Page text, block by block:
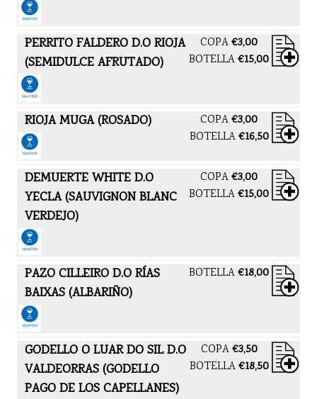
PERRITO FALDERO D.O RIOJA
(SEMIDULCE AFRUTADO)
COPA€3,00
BOTELLA€15,00
RIOJA MUGA (ROSADO) COPA€3,00
BOTELLA€16,50
DEMUERTE WHITE D.O
YECLA (SAUVIGNON BLANC
VERDEJO)
COPA€3,00
BOTELLA€15,00
PAZO CILLEIRO D.O RÍAS
BAIXAS (ALBARIÑO)
BOTELLA€18,00
GODELLO O LUAR DO SIL D.O
VALDEORRAS (GODELLO
PAGO DE LOS CAPELLANES)
COPA€3,50
BOTELLA€18,50